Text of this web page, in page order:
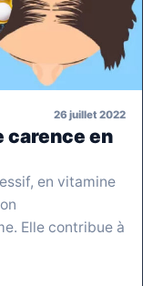
26 juillet 2022
carence en
en vitamine
Elle contribue à